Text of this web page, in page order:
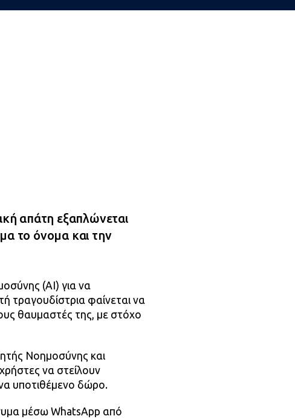
απάτη εξαπλώνεται
το όνομα και την
(AI) για να
τραγουδίστρια φαίνεται να
θαυμαστές της, με στόχο
Νοημοσύνης και
να στείλουν
υποτιθέμενο δώρο.
μέσω WhatsApp από